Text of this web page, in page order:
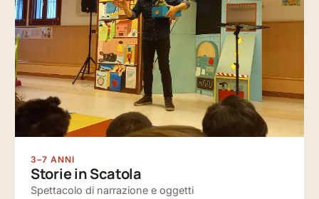
3–7 ANNI
Storie in Scatola
Spettacolo di narrazione e oggetti